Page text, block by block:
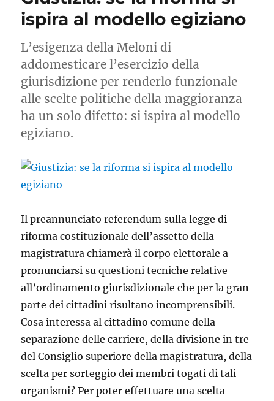
ispira al modello egiziano
L’esigenza della Meloni di
addomesticare l’esercizio della
giurisdizione per renderlo funzionale
alle scelte politiche della maggioranza
ha un solo difetto: si ispira al modello
egiziano.
Il preannunciato referendum sulla legge di
riforma costituzionale dell’assetto della
magistratura chiamerà il corpo elettorale a
pronunciarsi su questioni tecniche relative
all’ordinamento giurisdizionale che per la gran
parte dei cittadini risultano incomprensibili.
Cosa interessa al cittadino comune della
separazione delle carriere, della divisione in tre
del Consiglio superiore della magistratura, della
scelta per sorteggio dei membri togati di tali
organismi? Per poter effettuare una scelta